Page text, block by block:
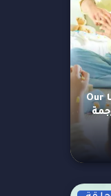
مشاهدة مسلسل عالمنا Our